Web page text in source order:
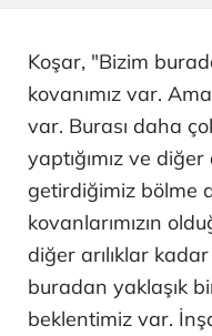
Koşar, "Bizim
kovanımız var.
var. Burası daha
yaptığımız ve
getirdiğimiz bölme
kovanlarımızın
diğer arılıklar
buradan yaklaşık
beklentimiz var.